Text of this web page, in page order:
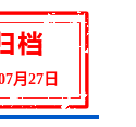
月27日